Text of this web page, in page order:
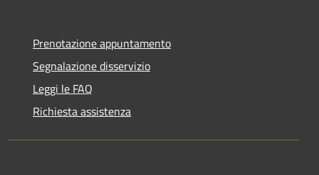
Prenotazione appuntamento
Segnalazione disservizio
Leggi le FAQ
Richiesta assistenza